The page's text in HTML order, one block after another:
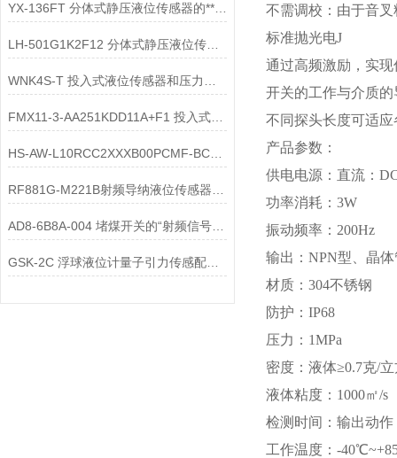
YX-136FT 分体式静压液位传感器的**空液位校准
LH-501G1K2F12 分体式静压液位传感器表头**液晶显示模糊**的原因
FMX11-3-AA251KDD11A+F1 投入式液位传感器测量值偏移怎么办
HS-AW-L10RCC2XXXB00PCMF-BCBAAX超声波液位传感器安装调试
AD8-6B8A-004 堵煤开关的“射频信号发射-接收”链路原理是什么？
GSK-2C 浮球液位计量子引力传感配件作为时空曲率探测组件的作用
不需调校：由于音
标准抛光电J
通过高频激励，实
开关的工作与介质
不同探头长度可适
产品参数：
供电电源：直流：
功率消耗：3W
振动频率：200Hz
输出：NPN型、晶
材质：304不锈钢
防护：IP68
压力：1MPa
密度：液体≥0.7克/
液体粘度：1000㎡/s
检测时间：输出动
工作温度：-